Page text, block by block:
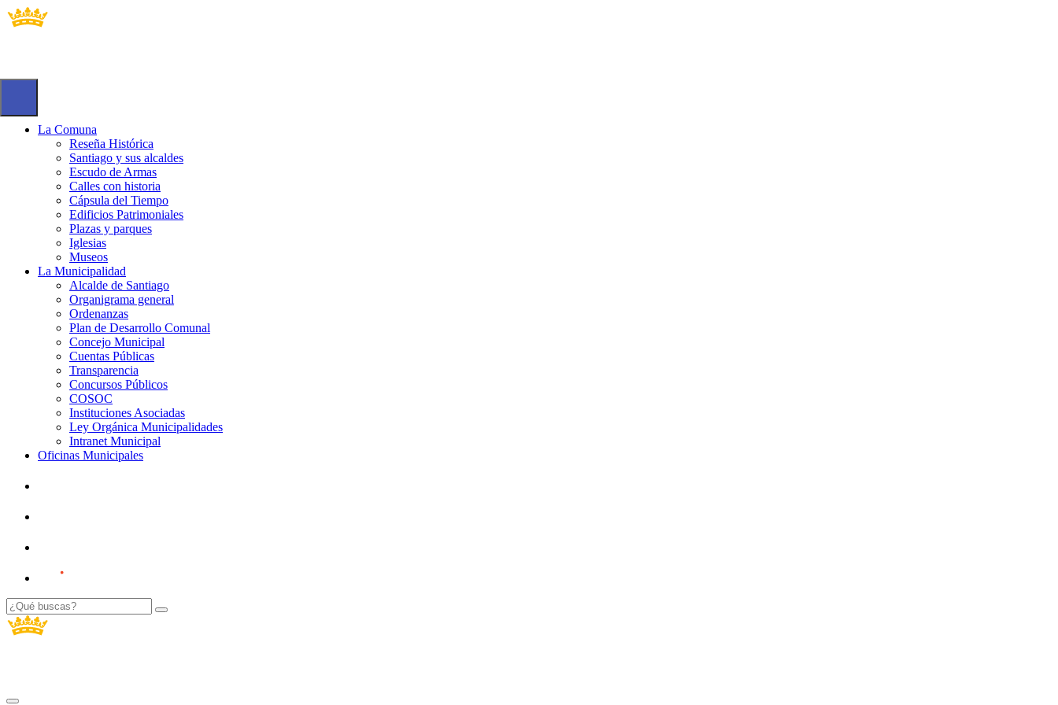
La Comuna
Reseña Histórica
Santiago y sus alcaldes
Escudo de Armas
Calles con historia
Cápsula del Tiempo
Edificios Patrimoniales
Plazas y parques
Iglesias
Museos
La Municipalidad
Alcalde de Santiago
Organigrama general
Ordenanzas
Plan de Desarrollo Comunal
Concejo Municipal
Cuentas Públicas
Transparencia
Concursos Públicos
COSOC
Instituciones Asociadas
Ley Orgánica Municipalidades
Intranet Municipal
Oficinas Municipales